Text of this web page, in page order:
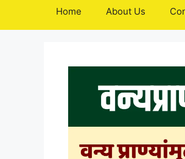
Home About Us